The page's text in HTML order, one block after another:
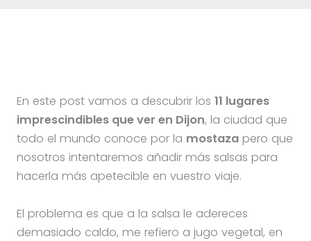
En este post vamos a descubrir los 11 lugares
imprescindibles que ver en Dijon, la ciudad que
todo el mundo conoce por la mostazapero que
nosotros intentaremos añadir más salsas para
hacerla más apetecible en vuestro viaje.
El problema es que a la salsa le adereces
demasiado caldo, me refiero a jugo vegetal, en